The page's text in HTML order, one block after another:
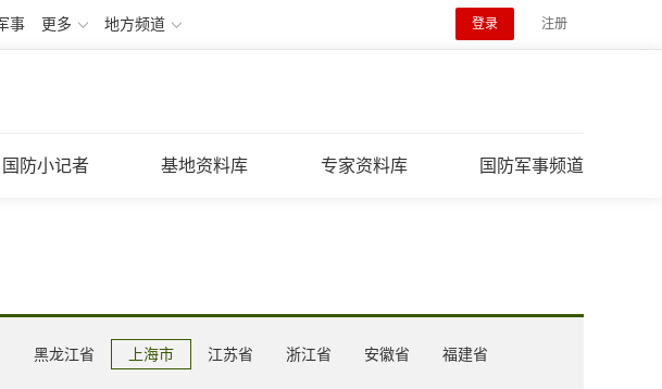
事 更多 地方频道 登录 注册
国防小记者 基地资料库 专家资料库 国防军事频道
黑龙江省 上海市 江苏省 浙江省 安徽省 福建省